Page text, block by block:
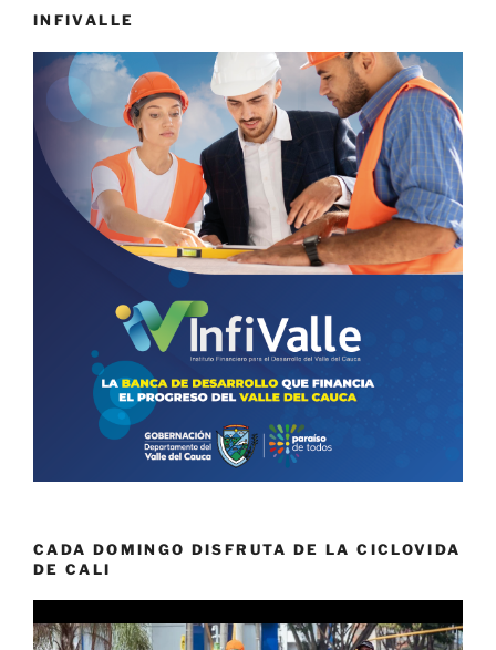
INFIVALLE
CADA DOMINGO DISFRUTA DE LA CICLOVIDA
DE CALI
de